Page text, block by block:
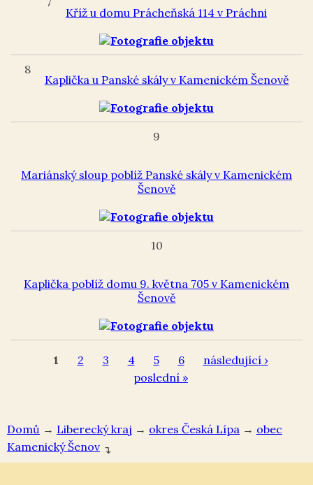
Domů → Liberecký kraj → okres Česká Lípa →
Kamenický Šenov ↴
Kříž u domu Prácheňská 114 v Práchni
8
Kaplička u Panské skály v Kamenickém Šenově
9
Mariánský sloup poblíž Panské skály v Kamenickém
Šenově
10
Kaplička poblíž domu 9. května 705 v Kamenickém
Šenově
1 2 3 4 5 6
následující ›
poslední »